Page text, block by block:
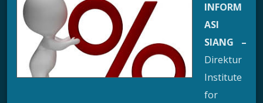
INFORM
ASI
SIANG –
Direktur
Institute
for